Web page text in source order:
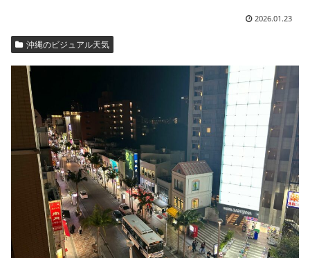
2026.01.23
沖縄のビジュアル天気